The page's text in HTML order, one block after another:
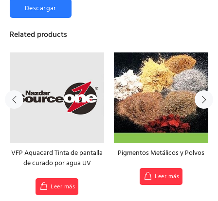
Descargar
Related products
VFP Aquacard Tinta de pantalla
de curado por agua UV
Leer más
Pigmentos Metálicos y Polvos
Leer más